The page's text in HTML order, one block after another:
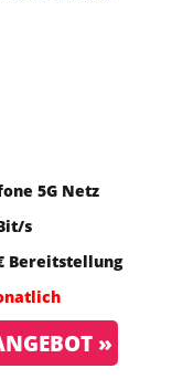
5G Netz
s
Bereitstellung
»